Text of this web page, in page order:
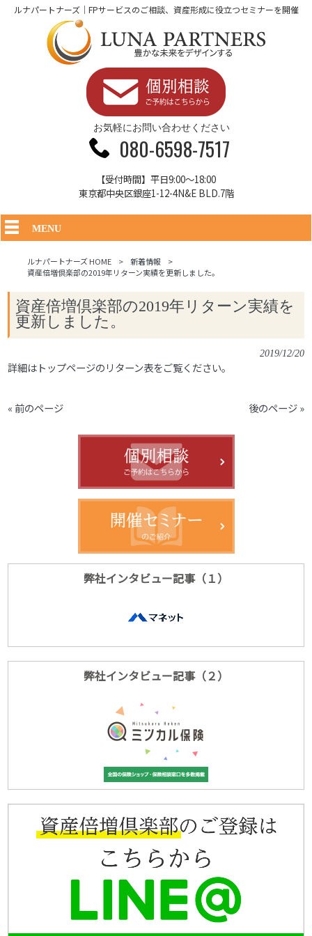
ルナパートナーズ｜FPサービスのご相談、資産形成に役立つセミナーを開催
お気軽にお問い合わせください
080-6598-7517
【受付時間】平日9:00～18:00
東京都中央区銀座1-12-4N&E BLD.7階
MENU
ルナパートナーズ HOME > 新着情報
>
資産倍増倶楽部の2019年リターン実績を更新しました。
資産倍増倶楽部の2019年リターン実績を
更新しました。
2019/12/20
詳細はトップページのリターン表をご覧ください。
« 前のページ 後のページ »
弊社インタビュー記事（１）
弊社インタビュー記事（２）